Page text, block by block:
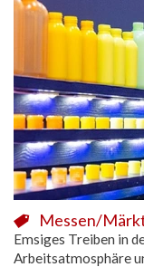
Messen/
Emsiges Treiben in
Arbeitsatmosphäre